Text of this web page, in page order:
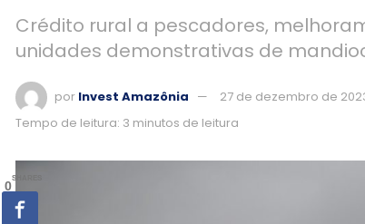
Crédito rural a pescadores,
unidades demonstrativas de
por Invest Amazônia 27 de dezembro de
Tempo de leitura: 3 minutos de leitura
0
SHARES